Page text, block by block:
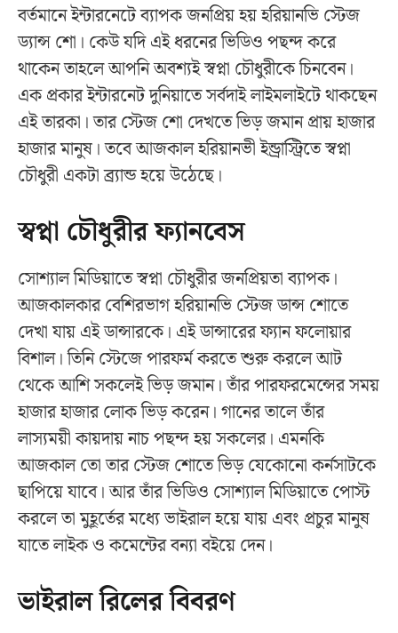
বর্তমানে ইন্টারনেটে ব্যাপক জনপ্রিয় হয় হরিয়ানভি স্টেজ
ড্যান্স শো। কেউ যদি এই ধরনের ভিডিও পছন্দ করে
থাকেন তাহলে আপনি অবশ্যই স্বপ্না চৌধুরীকে চিনবেন।
এক প্রকার ইন্টারনেট দুনিয়াতে সর্বদাই লাইমলাইটে থাকছেন
এই তারকা। তার স্টেজ শো দেখতে ভিড় জমান প্রায় হাজার
হাজার মানুষ। তবে আজকাল হরিয়ানভী ইন্ড্রাস্ট্রিতে স্বপ্না
চৌধুরী একটা ব্র্যান্ড হয়ে উঠেছে।
স্বপ্না চৌধুরীর ফ্যানবেস
সোশ্যাল মিডিয়াতে স্বপ্না চৌধুরীর জনপ্রিয়তা ব্যাপক।
আজকালকার বেশিরভাগ হরিয়ানভি স্টেজ ডান্স শোতে
দেখা যায় এই ডান্সারকে। এই ডান্সারের ফ্যান ফলোয়ার
বিশাল। তিনি স্টেজে পারফর্ম করতে শুরু করলে আট
থেকে আশি সকলেই ভিড় জমান। তাঁর পারফরমেন্সের সময়
হাজার হাজার লোক ভিড় করেন। গানের তালে তাঁর
লাস্যময়ী কায়দায় নাচ পছন্দ হয় সকলের। এমনকি
আজকাল তো তার স্টেজ শোতে ভিড় যেকোনো কর্নসাটকে
ছাপিয়ে যাবে। আর তাঁর ভিডিও সোশ্যাল মিডিয়াতে পোস্ট
করলে তা মুহূর্তের মধ্যে ভাইরাল হয়ে যায় এবং প্রচুর মানুষ
যাতে লাইক ও কমেন্টের বন্যা বইয়ে দেন।
ভাইরাল রিলের বিবরণ